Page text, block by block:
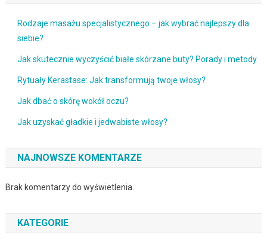
Rodzaje masażu specjalistycznego – jak wybrać najlepszy dla
siebie?
Jak skutecznie wyczyścić białe skórzane buty? Porady i metody
Rytuały Kerastase: Jak transformują twoje włosy?
Jak dbać o skórę wokół oczu?
Jak uzyskać gładkie i jedwabiste włosy?
NAJNOWSZE KOMENTARZE
Brak komentarzy do wyświetlenia.
KATEGORIE